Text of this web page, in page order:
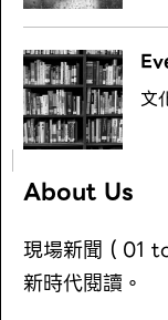
文
About Us
現場新聞（01
新時代閱讀。